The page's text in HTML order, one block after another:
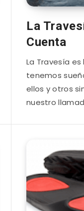
La
Cuenta
La Travesía
tenemos
ellos y otros
nuestro